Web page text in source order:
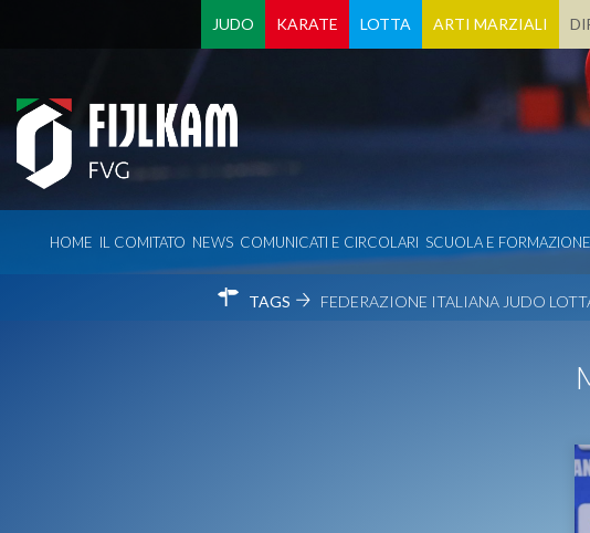
JUDO KARATE LOTTA ARTI MARZIALI
HOME IL COMITATO NEWS COMUNICATI E CIRCOLARI SCUOLA E FORMAZIONE
TAGS FEDERAZIONE ITALIANA JUDO